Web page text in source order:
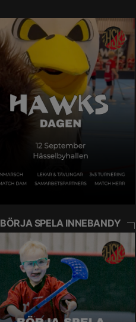
BÖRJA SPELA INNEBANDY